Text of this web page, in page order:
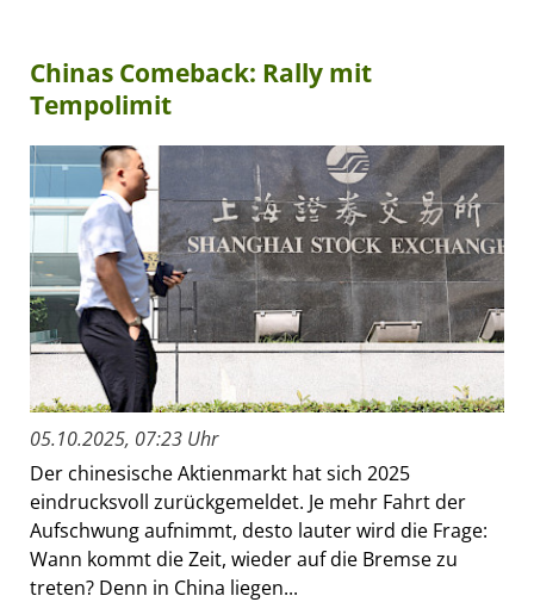
Chinas Comeback: Rally mit
Tempolimit
05.10.2025, 07:23 Uhr
Der chinesische Aktienmarkt hat sich 2025
eindrucksvoll zurückgemeldet. Je mehr Fahrt der
Aufschwung aufnimmt, desto lauter wird die Frage:
Wann kommt die Zeit, wieder auf die Bremse zu
treten? Denn in China liegen...